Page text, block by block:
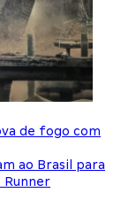
de fogo com
ao Brasil para
Runner